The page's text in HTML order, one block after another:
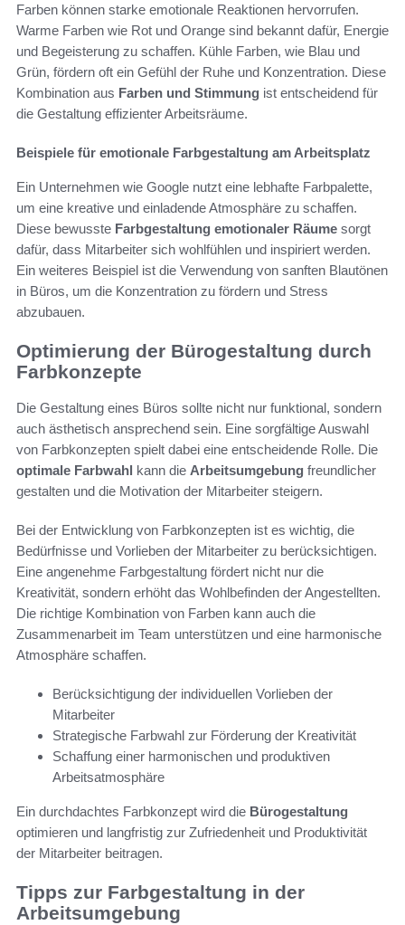
Farben können starke emotionale Reaktionen hervorrufen.
Warme Farben wie Rot und Orange sind bekannt dafür, Energie
und Begeisterung zu schaffen. Kühle Farben, wie Blau und
Grün, fördern oft ein Gefühl der Ruhe und Konzentration. Diese
Kombination aus Farben und Stimmung ist entscheidend für
die Gestaltung effizienter Arbeitsräume.
Beispiele für emotionale Farbgestaltung am Arbeitsplatz
Ein Unternehmen wie Google nutzt eine lebhafte Farbpalette,
um eine kreative und einladende Atmosphäre zu schaffen.
Diese bewusste Farbgestaltung emotionaler Räume sorgt
dafür, dass Mitarbeiter sich wohlfühlen und inspiriert werden.
Ein weiteres Beispiel ist die Verwendung von sanften Blautönen
in Büros, um die Konzentration zu fördern und Stress
abzubauen.
Optimierung der Bürogestaltung durch
Farbkonzepte
Die Gestaltung eines Büros sollte nicht nur funktional, sondern
auch ästhetisch ansprechend sein. Eine sorgfältige Auswahl
von Farbkonzepten spielt dabei eine entscheidende Rolle. Die
optimale Farbwahl kann die Arbeitsumgebung freundlicher
gestalten und die Motivation der Mitarbeiter steigern.
Bei der Entwicklung von Farbkonzepten ist es wichtig, die
Bedürfnisse und Vorlieben der Mitarbeiter zu berücksichtigen.
Eine angenehme Farbgestaltung fördert nicht nur die
Kreativität, sondern erhöht das Wohlbefinden der Angestellten.
Die richtige Kombination von Farben kann auch die
Zusammenarbeit im Team unterstützen und eine harmonische
Atmosphäre schaffen.
Berücksichtigung der individuellen Vorlieben der
Mitarbeiter
Strategische Farbwahl zur Förderung der Kreativität
Schaffung einer harmonischen und produktiven
Arbeitsatmosphäre
Ein durchdachtes Farbkonzept wird die Bürogestaltung
optimieren und langfristig zur Zufriedenheit und Produktivität
der Mitarbeiter beitragen.
Tipps zur Farbgestaltung in der
Arbeitsumgebung